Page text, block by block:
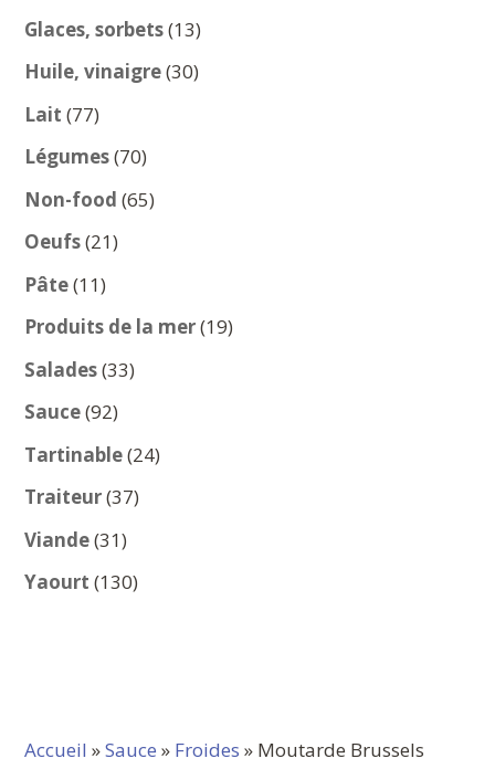
produits
Glaces, sorbets 1313
produits
Huile, vinaigre 3030
Lait 7777
produits
Légumes 7070
produits
Non-food 6565
Oeufs 2121
Pâte 1111
produits
Produits de la mer 1919
Salades 3333
Sauce 9292
produits
Tartinable 2424
Traiteur 3737
Viande 3131
produits
Yaourt 130130
Accueil »Sauce » Froides » Moutarde Brussels